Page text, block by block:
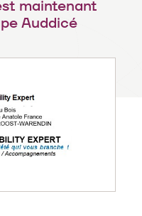
maintenant
Auddicé